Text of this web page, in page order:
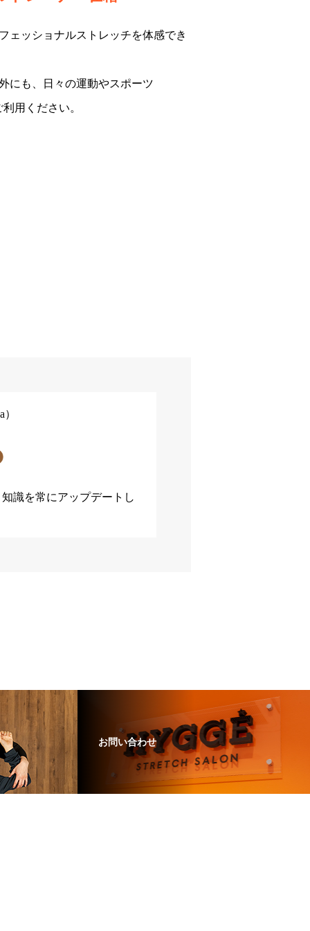
ェッショナルストレッチを体感でき
にも、日々の運動やスポーツ
用ください。
識を常にアップデートし
お問い合わせ